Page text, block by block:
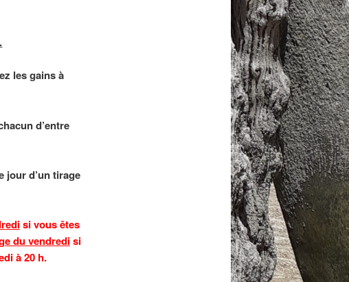
les gains à
d’entre
jour d’un tirage
si vous êtes
du vendredisi
à 20 h.